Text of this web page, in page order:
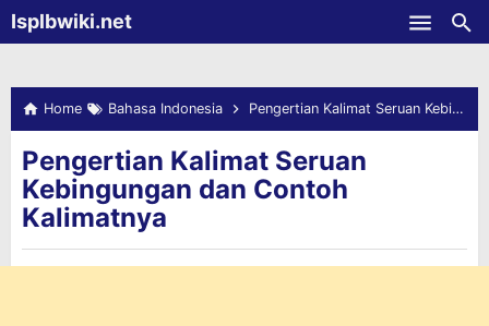
-->Isplbwiki.net
Home Bahasa Indonesia Pengertian Kalimat Seruan Kebingungan dan Contoh Kalimatnya
Pengertian Kalimat Seruan
Kebingungan dan Contoh
Kalimatnya